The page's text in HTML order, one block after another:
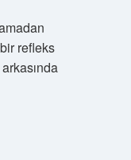
refleks